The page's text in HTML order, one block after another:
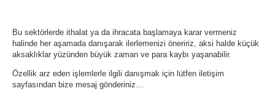
Bu sektörlerde ithalat ya da ihracata başlamaya karar vermeniz
halinde her aşamada danışarak ilerlemenizi öneririz, aksi halde küçük
aksaklıklar yüzünden büyük zaman ve para kaybı yaşanabilir.
Özellik arz eden işlemlerle ilgili danışmak için lütfen iletişim
sayfasından bize mesaj gönderiniz…